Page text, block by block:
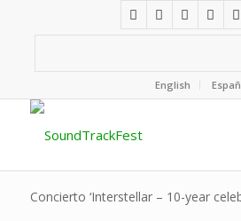
English
Concierto ‘Interstellar – 10-year